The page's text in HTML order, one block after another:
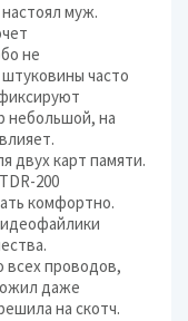
муж.
не
часто
небольшой, на
двух карт памяти.
200
комфортно.
проводов,
даже
на скотч.